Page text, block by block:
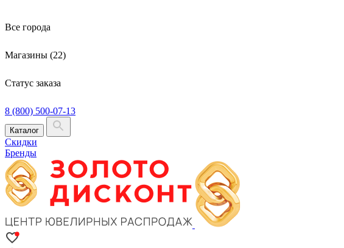
Все города
Магазины (22)
Статус заказа
8 (800) 500-07-13
Каталог
Скидки
Бренды